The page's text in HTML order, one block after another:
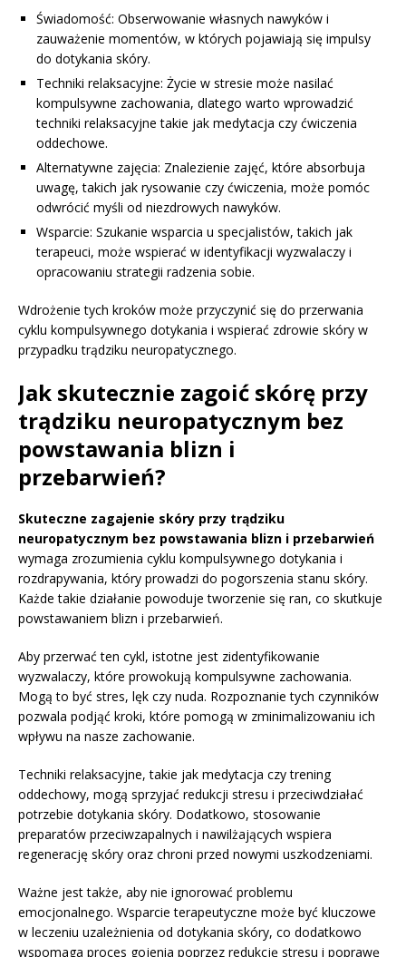
Świadomość: Obserwowanie własnych nawyków i
zauważenie momentów, w których pojawiają się impulsy
do dotykania skóry.
Techniki relaksacyjne: Życie w stresie może nasilać
kompulsywne zachowania, dlatego warto wprowadzić
techniki relaksacyjne takie jak medytacja czy ćwiczenia
oddechowe.
Alternatywne zajęcia: Znalezienie zajęć, które absorbuja
uwagę, takich jak rysowanie czy ćwiczenia, może pomóc
odwrócić myśli od niezdrowych nawyków.
Wsparcie: Szukanie wsparcia u specjalistów, takich jak
terapeuci, może wspierać w identyfikacji wyzwalaczy i
opracowaniu strategii radzenia sobie.
Wdrożenie tych kroków może przyczynić się do przerwania
cyklu kompulsywnego dotykania i wspierać zdrowie skóry w
przypadku trądziku neuropatycznego.
Jak skutecznie zagoić skórę przy
trądziku neuropatycznym bez
powstawania blizn i
przebarwień?
Skuteczne zagajenie skóry przy trądziku
neuropatycznym bez powstawania blizn i przebarwień
wymaga zrozumienia cyklu kompulsywnego dotykania i
rozdrapywania, który prowadzi do pogorszenia stanu skóry.
Każde takie działanie powoduje tworzenie się ran, co skutkuje
powstawaniem blizn i przebarwień.
Aby przerwać ten cykl, istotne jest zidentyfikowanie
wyzwalaczy, które prowokują kompulsywne zachowania.
Mogą to być stres, lęk czy nuda. Rozpoznanie tych czynników
pozwala podjąć kroki, które pomogą w zminimalizowaniu ich
wpływu na nasze zachowanie.
Techniki relaksacyjne, takie jak medytacja czy trening
oddechowy, mogą sprzyjać redukcji stresu i przeciwdziałać
potrzebie dotykania skóry. Dodatkowo, stosowanie
preparatów przeciwzapalnych i nawilżających wspiera
regenerację skóry oraz chroni przed nowymi uszkodzeniami.
Ważne jest także, aby nie ignorować problemu
emocjonalnego. Wsparcie terapeutyczne może być kluczowe
w leczeniu uzależnienia od dotykania skóry, co dodatkowo
wspomaga proces gojenia poprzez redukcję stresu i poprawę